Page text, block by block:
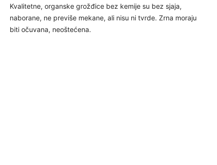
Kvalitetne, organske grožđice bez kemije su bez sjaja,
naborane, ne previše mekane, ali nisu ni tvrde. Zrna moraju
biti očuvana, neoštećena.